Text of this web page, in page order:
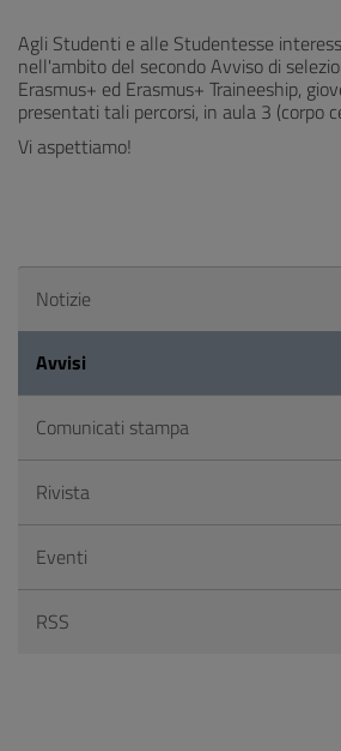
Agli Studenti e alle Studentesse
nell'ambito del secondo Avviso di
Erasmus+ ed Erasmus+ Traineeship,
presentati tali percorsi, in aula 3 (corpo
Vi aspettiamo!
Notizie
Avvisi
Comunicati stampa
Rivista
Eventi
RSS